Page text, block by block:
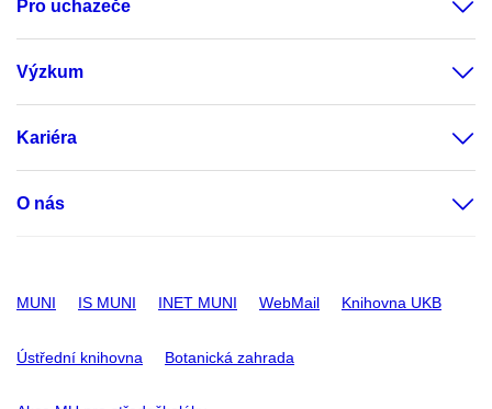
Pro uchazeče
Výzkum
Kariéra
O nás
MUNI IS MUNI INET MUNI WebMail Knihovna UKB
Ústřední knihovna Botanická zahrada